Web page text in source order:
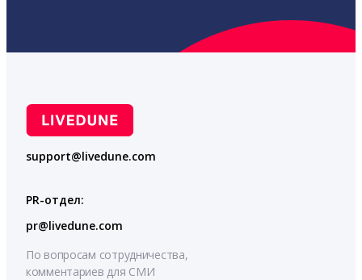
support@livedune.com
PR-отдел:
pr@livedune.com
По вопросам сотрудничества,
комментариев для СМИ